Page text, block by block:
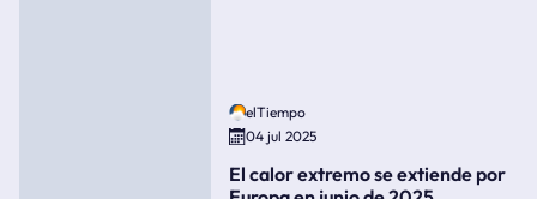
elTiempo
04 jul 2025
El calor extremo se extiende por